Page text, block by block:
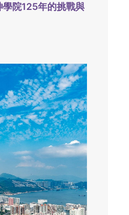
院125年的挑戰與